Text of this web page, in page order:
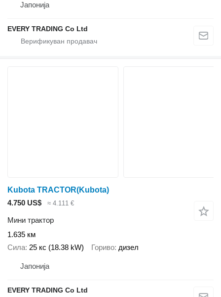
Јапонија
EVERY TRADING Co Ltd
Kubota TRACTOR(Kubota)
4.750 US$
≈ 4.111 €
Мини трактор
1.635 км
Сила 25 кс (18.38 kW) Гориво дизел
Јапонија
EVERY TRADING Co Ltd